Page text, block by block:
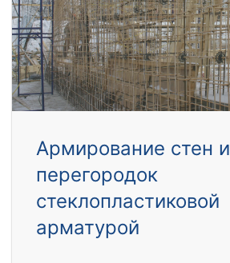
Армирование стен и
перегородок
стеклопластиковой
арматурой